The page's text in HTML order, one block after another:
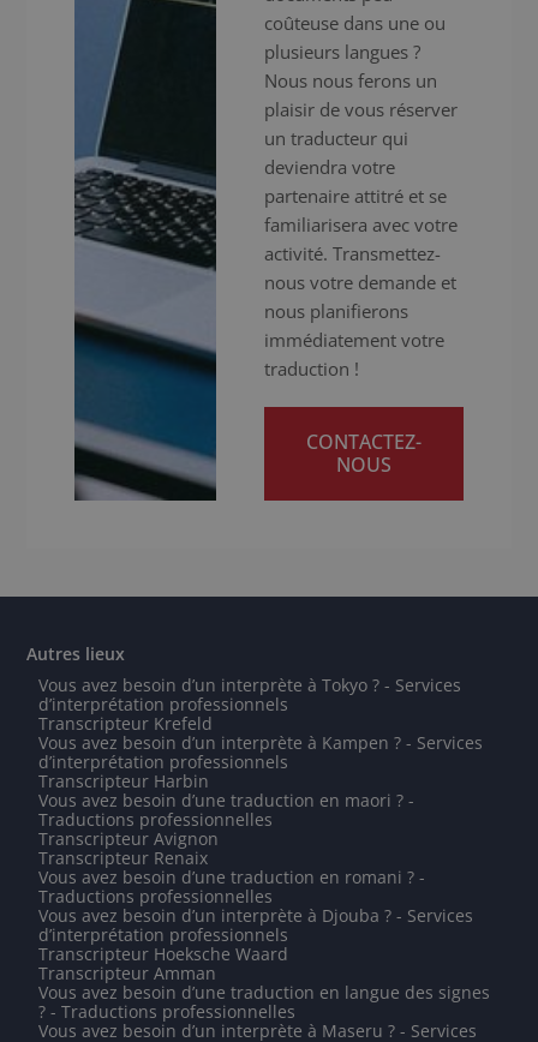
coûteuse dans une ou
plusieurs langues ?
Nous nous ferons un
plaisir de vous réserver
un traducteur qui
deviendra votre
partenaire attitré et se
familiarisera avec votre
activité. Transmettez-
nous votre demande et
nous planifierons
immédiatement votre
traduction !
CONTACTEZ-
NOUS
Autres lieux
Vous avez besoin d’un interprète à Tokyo ? - Services
d’interprétation professionnels
Transcripteur Krefeld
Vous avez besoin d’un interprète à Kampen ? - Services
d’interprétation professionnels
Transcripteur Harbin
Vous avez besoin d’une traduction en maori ? -
Traductions professionnelles
Transcripteur Avignon
Transcripteur Renaix
Vous avez besoin d’une traduction en romani ? -
Traductions professionnelles
Vous avez besoin d’un interprète à Djouba ? - Services
d’interprétation professionnels
Transcripteur Hoeksche Waard
Transcripteur Amman
Vous avez besoin d’une traduction en langue des signes
? - Traductions professionnelles
Vous avez besoin d’un interprète à Maseru ? - Services